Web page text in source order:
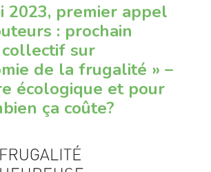
2023, premier appel
: prochain
sur
de la frugalité » –
écologique et pour
ça coûte?